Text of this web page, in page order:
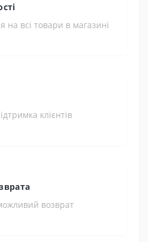
на всі товари в магазині
клієнтів
возврат